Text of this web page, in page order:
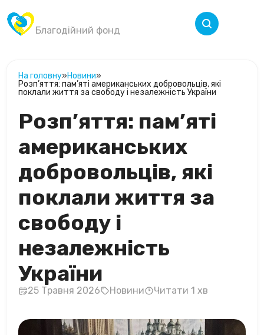
Благодійний фонд
На головну»Новини»
Розп’яття: пам’яті американських добровольців, які
поклали життя за свободу і незалежність України
Розп’яття: пам’яті
американських
добровольців, які
поклали життя за
свободу і
незалежність
України
25 Травня 2026 Новини Читати 1 хв